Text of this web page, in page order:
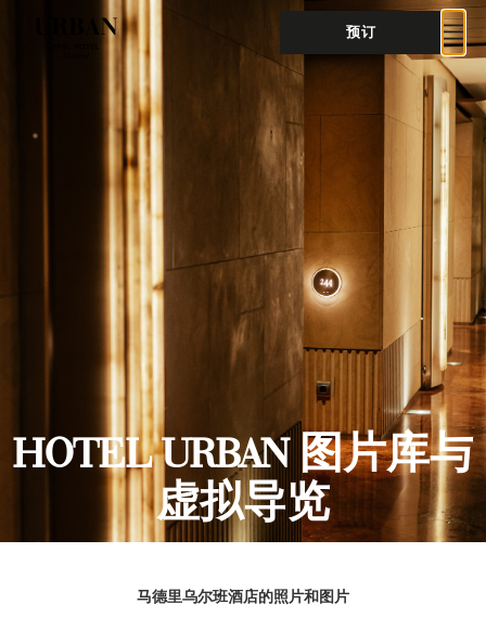
预订
HOTEL URBAN 图片库与
虚拟导览
马德里乌尔班酒店的照片和图片